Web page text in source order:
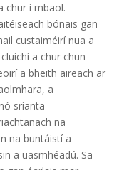
chur i mbaol.
bónais gan
custaiméirí nua a
a chur chun
a bheith aireach ar
a
srianta
na
na buntáistí a
a uasmhéadú. Sa